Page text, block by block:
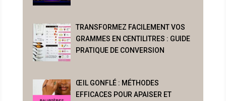
TRANSFORMEZ FACILEMENT VOS
GRAMMES EN CENTILITRES : GUIDE
PRATIQUE DE CONVERSION
ŒIL GONFLÉ : MÉTHODES
EFFICACES POUR APAISER ET